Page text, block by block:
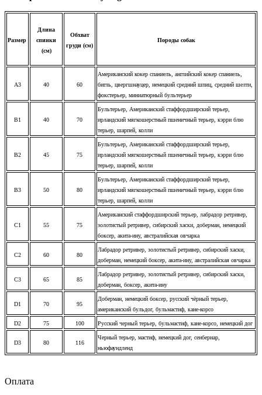
Размер
Длина
спинки
(см)
Обхват
груди (см)
Породы собак
A3 40 60
Американский кокер спаниель, английский кокер спаниель,
бигль, цвергшнауцер, немецкий средний шпиц, средний шелти,
фокстерьер, миниатюрный бультерьер
B1 40 70
Бультерьер, Американский стаффордширский терьер,
ирландский мягкошерстный пшеничный терьер, кэрри блю
терьер, шарпей, колли
B2 45 75
Бультерьер, Американский стаффордширский терьер,
ирландский мягкошерстный пшеничный терьер, кэрри блю
терьер, шарпей, колли
B3 50 80
Бультерьер, Американский стаффордширский терьер,
ирландский мягкошерстный пшеничный терьер, кэрри блю
терьер, шарпей, колли
C1 55 75
Американский стаффордширский терьер, лабрадор ретривер,
золотистый ретривер, сибирский хаски, доберман, немецкий
боксер, акита-ину, австралийская овчарка
C2 60 80
Лабрадор ретривер, золотистый ретривер, сибирский хаски,
доберман, немецкий боксер, акита-ину, австралийская овчарка
C3 65 85
Лабрадор ретривер, золотистый ретривер, сибирский хаски,
доберман, боксер, акита-ину
D1 70 95
Доберман, немецкий боксер, русский чёрный терьер,
американский бульдог, бульмастиф, кане-корсо
D2 75 100 Русский черный терьер, бульмастиф, кане-корсо, немецкий дог
D3 80 116
Черный терьер, мастиф, немецкий дог, сенбернар,
ньюфаундленд
Оплата